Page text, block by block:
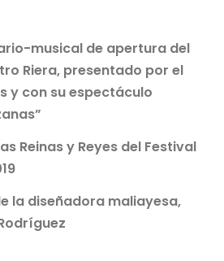
musical de apertura del
Riera, presentado por el
y con su espectáculo
Reinas y Reyes del Festival
la diseñadora maliayesa,